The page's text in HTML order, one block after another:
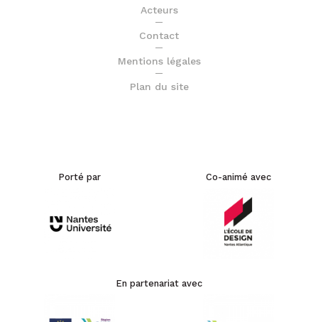
Acteurs
Contact
Mentions légales
Plan du site
Porté par Co-animé avec
En partenariat avec